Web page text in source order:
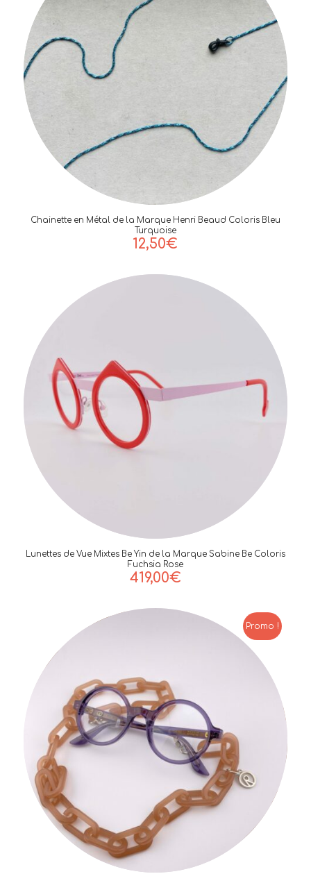
Chainette en Métal de la Marque Henri Beaud Coloris Bleu
Turquoise
12,50€
Lunettes de Vue Mixtes Be Yin de la Marque Sabine Be Coloris
Fuchsia Rose
419,00€
Promo !